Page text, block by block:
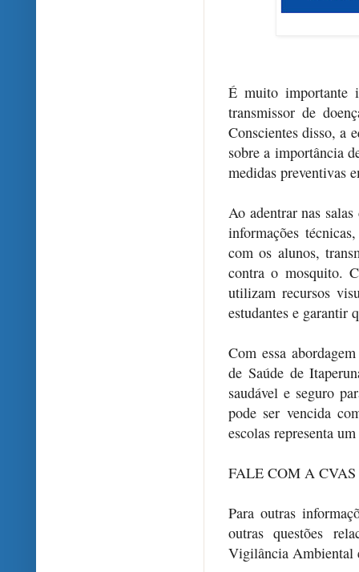
É muito importante
transmissor de
Conscientes disso, a
sobre a importância
medidas preventivas
Ao adentrar nas
informações
com os alunos,
contra o mosquito.
utilizam recursos
estudantes e garantir
Com essa
de Saúde de
saudável e seguro
pode ser vencida
escolas representa
FALE COM A CVAS
Para outras
outras questões
Vigilância Ambiental